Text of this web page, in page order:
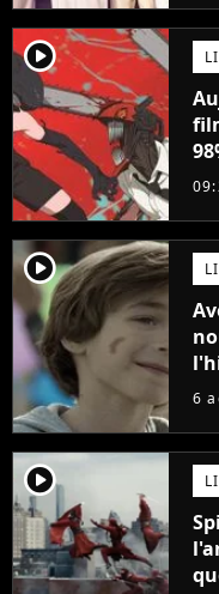
player2
player2
6
player2